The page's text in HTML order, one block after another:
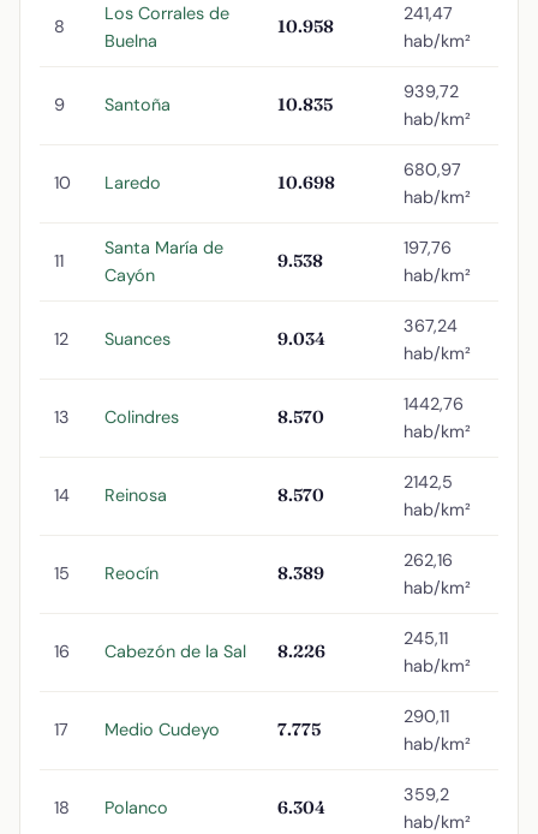
8
Los Corrales de
Buelna
10.958
241,47
hab/km²
9 Santoña 10.835
939,72
hab/km²
10 Laredo 10.698
680,97
hab/km²
11
Santa María de
Cayón
9.538
197,76
hab/km²
12 Suances 9.034
367,24
hab/km²
13 Colindres 8.570
1442,76
hab/km²
14 Reinosa 8.570
2142,5
hab/km²
15 Reocín 8.389
262,16
hab/km²
16 Cabezón de la Sal 8.226
245,11
hab/km²
17 Medio Cudeyo 7.775
290,11
hab/km²
18 Polanco 6.304
359,2
hab/km²